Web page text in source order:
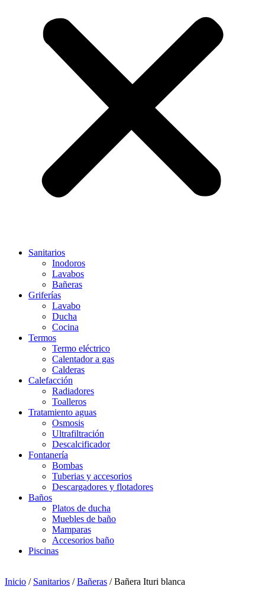
Sanitarios
Inodoros
Lavabos
Bañeras
Griferías
Lavabo
Ducha
Cocina
Termos
Termo eléctrico
Calentador a gas
Calderas
Calefacción
Radiadores
Toalleros
Tratamiento aguas
Osmosis
Ultrafiltración
Descalcificador
Fontanería
Bombas
Tuberias y accesorios
Descargadores y flotadores
Baños
Platos de ducha
Muebles de baño
Mamparas
Accesorios baño
Piscinas
Inicio / Sanitarios /Bañeras / Bañera Ituri blanca